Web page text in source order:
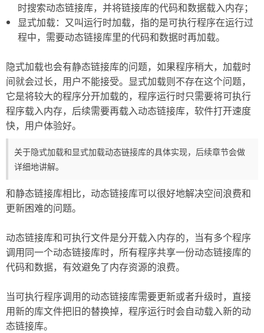
时搜索动态链接库，并将链接库的代码和数据载入内存；
显式加载：又叫运行时加载，指的是可执行程序在运行过
程中，需要动态链接库里的代码和数据时再加载。
隐式加载也会有静态链接库的问题，如果程序稍大，加载时
间就会过长，用户不能接受。显式加载则不存在这个问题，
它是将较大的程序分开加载的，程序运行时只需要将可执行
程序载入内存，后续需要再载入动态链接库，软件打开速度
快，用户体验好。
关于隐式加载和显式加载动态链接库的具体实现，后续章节会做
详细地讲解。
和静态链接库相比，动态链接库可以很好地解决空间浪费和
更新困难的问题。
动态链接库和可执行文件是分开载入内存的，当有多个程序
调用同一个动态链接库时，所有程序共享一份动态链接库的
代码和数据，有效避免了内存资源的浪费。
当可执行程序调用的动态链接库需要更新或者升级时，直接
用新的库文件把旧的替换掉，程序运行时会自动载入新的动
态链接库。